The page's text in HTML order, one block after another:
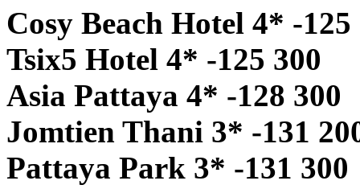
Cosy Beach Hotel 4* -125
Tsix5 Hotel 4* -125 300
Asia Pattaya 4* -128 300
Jomtien Thani 3* -131
Pattaya Park 3* -131 300